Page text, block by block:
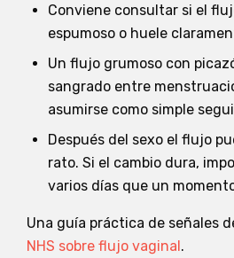
Conviene consultar si el
espumoso o huele
Un flujo grumoso con
sangrado entre
asumirse como simple
Después del sexo el flujo
rato. Si el cambio dura,
varios días que un
Una guía práctica de señales
NHS sobre flujo vaginal.